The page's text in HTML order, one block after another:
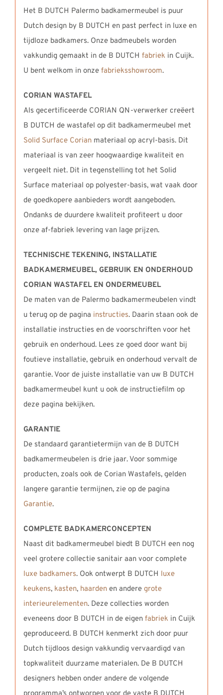
Het B DUTCH Palermo badkamermeubel is puur
Dutch design by B DUTCH en past perfect in luxe en
tijdloze badkamers. Onze badmeubels worden
vakkundig gemaakt in de B DUTCH fabriekin Cuijk.
U bent welkom in onze fabrieksshowroom.
CORIAN WASTAFEL
Als gecertificeerde CORIAN QN-verwerker creëert
B DUTCH de wastafel op dit badkamermeubel met
Solid Surface Corianmateriaal op acryl-basis. Dit
materiaal is van zeer hoogwaardige kwaliteit en
vergeelt niet. Dit in tegenstelling tot het Solid
Surface materiaal op polyester-basis, wat vaak door
de goedkopere aanbieders wordt aangeboden.
Ondanks de duurdere kwaliteit profiteert u door
onze af-fabriek levering van lage prijzen.
TECHNISCHE TEKENING, INSTALLATIE
BADKAMERMEUBEL, GEBRUIK EN ONDERHOUD
CORIAN WASTAFEL EN ONDERMEUBEL
De maten van de Palermo badkamermeubelen vindt
u terug op de pagina instructies. Daarin staan ook de
installatie instructies en de voorschriften voor het
gebruik en onderhoud. Lees ze goed door want bij
foutieve installatie, gebruik en onderhoud vervalt de
garantie. Voor de juiste installatie van uw B DUTCH
badkamermeubel kunt u ook de instructiefilm op
deze pagina bekijken.
GARANTIE
De standaard garantietermijn van de B DUTCH
badkamermeubelen is drie jaar. Voor sommige
producten, zoals ook de Corian Wastafels, gelden
langere garantie termijnen, zie op de pagina
Garantie.
COMPLETE BADKAMERCONCEPTEN
Naast dit badkamermeubel biedt B DUTCH een nog
veel grotere collectie sanitair aan voor complete
luxe badkamers. Ook ontwerpt B DUTCH luxe
keukens, kasten, haardenen andere grote
interieurelementen. Deze collecties worden
eveneens door B DUTCH in de eigen fabriekin Cuijk
geproduceerd. B DUTCH kenmerkt zich door puur
Dutch tijdloos design vakkundig vervaardigd van
topkwaliteit duurzame materialen. De B DUTCH
designers hebben onder andere de volgende